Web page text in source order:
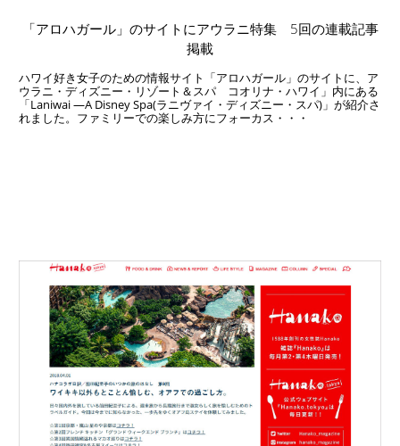
「アロハガール」のサイトにアウラニ特集 5回の連載記事
掲載
ハワイ好き女子のための情報サイト「アロハガール」のサイトに、ア
ウラニ・ディズニー・リゾート＆スパ コオリナ・ハワイ」内にある
「Laniwai ―A Disney Spa(ラニヴァイ・ディズニー・スパ)」が紹介さ
れました。ファミリーでの楽しみ方にフォーカス・・・